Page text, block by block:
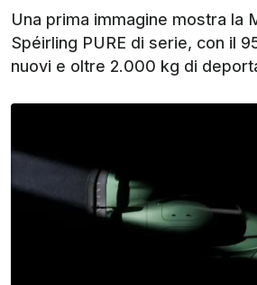
Una prima immagine mostra la
Spéirling PURE di serie, con il
nuovi e oltre 2.000 kg di